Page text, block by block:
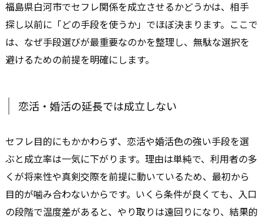
福島県白河市でセフレ関係を成立させるかどうかは、相手
探し以前に「どの手段を使うか」でほぼ決まります。ここで
は、なぜ手段選びが最重要なのかを整理し、無駄な選択を
避けるための前提を明確にします。
恋活・婚活の延長では成立しない
セフレ目的にもかかわらず、恋活や婚活色の強い手段を選
ぶと成立率は一気に下がります。理由は単純で、利用者の多
くが将来性や真剣交際を前提に動いているため、最初から
目的が噛み合わないからです。いくら条件が良くても、入口
の段階で温度差があると、やり取りは遠回りになり、結果的